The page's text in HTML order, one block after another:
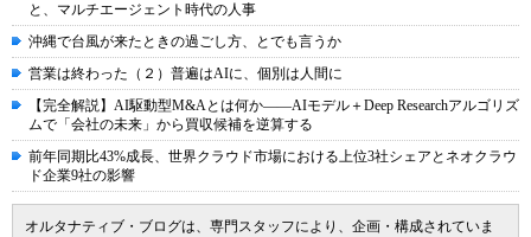
と、マルチエージェント時代の人事
沖縄で台風が来たときの過ごし方、とでも言うか
営業は終わった（２）普遍はAIに、個別は人間に
【完全解説】AI駆動型M&Aとは何か――AIモデル＋Deep Researchアルゴリズ
ムで「会社の未来」から買収候補を逆算する
前年同期比43%成長、世界クラウド市場における上位3社シェアとネオクラウ
ド企業9社の影響
オルタナティブ・ブログは、専門スタッフにより、企画・構成されていま